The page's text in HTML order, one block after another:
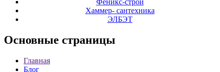
Феникс-строй
Хаммер- сантехника
ЭЛБЭТ
Основные страницы
Главная
Блог